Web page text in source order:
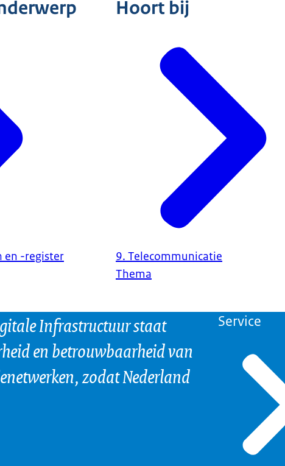
en -register
Hoort bij
9. Telecommunicatie
Thema
Infrastructuur staat
en betrouwbaarheid van
zodat Nederland
Service